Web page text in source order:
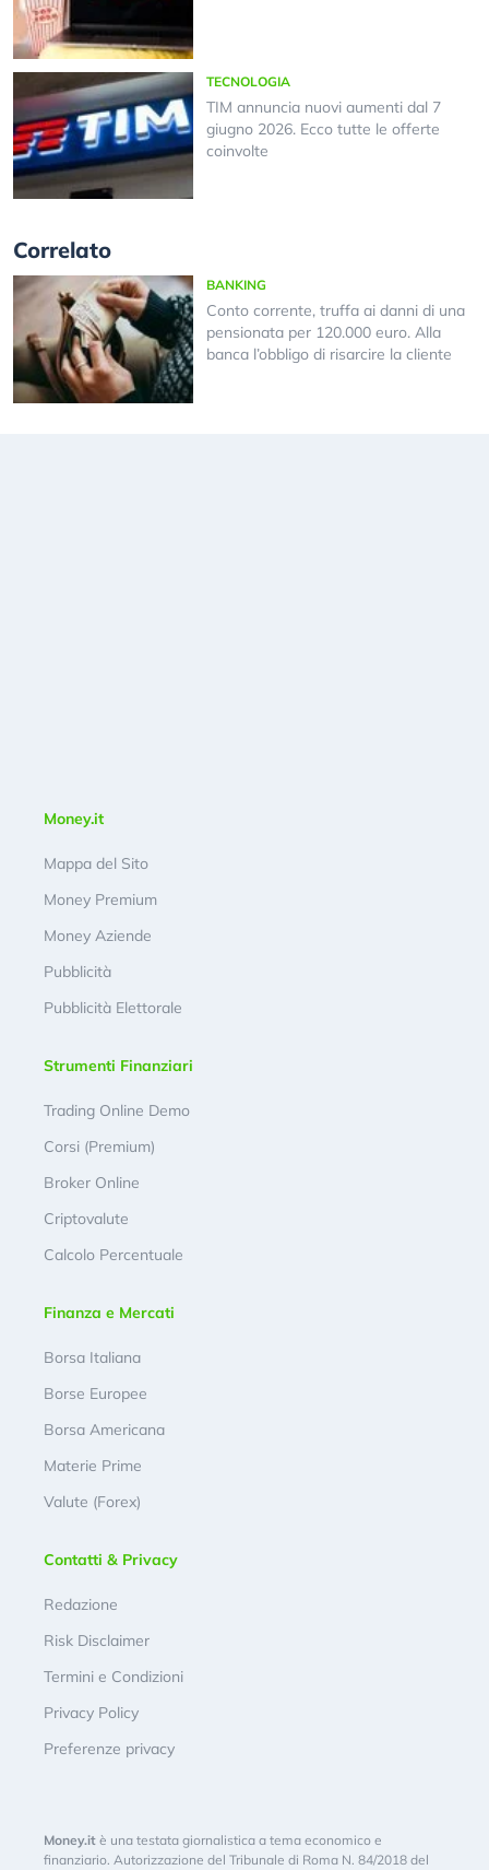
TECNOLOGIA
TIM annuncia nuovi aumenti dal 7
giugno 2026. Ecco tutte le offerte
coinvolte
Correlato
BANKING
Conto corrente, truffa ai danni di una
pensionata per 120.000 euro. Alla
banca l’obbligo di risarcire la cliente
Money.it
Mappa del Sito
Money Premium
Money Aziende
Pubblicità
Pubblicità Elettorale
Strumenti Finanziari
Trading Online Demo
Corsi (Premium)
Broker Online
Criptovalute
Calcolo Percentuale
Finanza e Mercati
Borsa Italiana
Borse Europee
Borsa Americana
Materie Prime
Valute (Forex)
Contatti & Privacy
Redazione
Risk Disclaimer
Termini e Condizioni
Privacy Policy
Preferenze privacy
Money.it è una testata giornalistica a tema economico e
finanziario. Autorizzazione del Tribunale di Roma N. 84/2018 del